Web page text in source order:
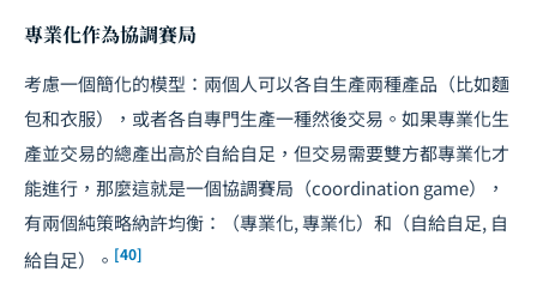
專業化作為協調賽局
考慮一個簡化的模型：兩個人可以各自生產兩種產品（比如麵
包和衣服），或者各自專門生產一種然後交易。如果專業化生
產並交易的總產出高於自給自足，但交易需要雙方都專業化才
能進行，那麼這就是一個協調賽局（coordination game），
有兩個純策略納許均衡：（專業化, 專業化）和（自給自足, 自
給自足）。 [40]